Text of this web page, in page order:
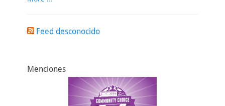
Feed desconocido
Menciones